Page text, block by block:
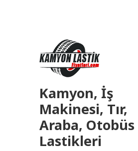
Kamyon, İş
Makinesi, Tır,
Araba, Otobüs
Lastikleri